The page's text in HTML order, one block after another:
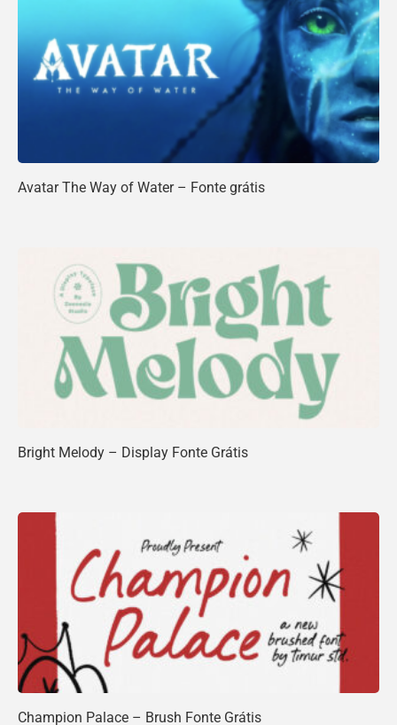
Avatar The Way of Water – Fonte grátis
Bright Melody – Display Fonte Grátis
Champion Palace – Brush Fonte Grátis